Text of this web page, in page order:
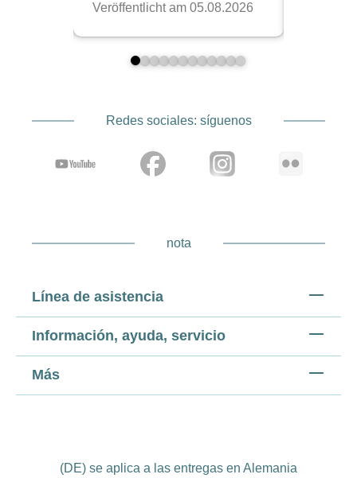
Redes sociales: síguenos
nota
Línea de asistencia
Información, ayuda, servicio
Más
(DE) se aplica a las entregas en Alemania